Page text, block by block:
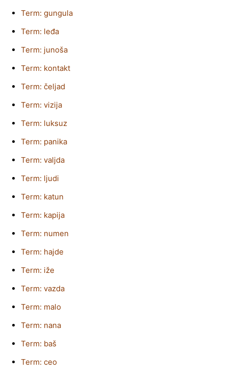
Term: gungula
Term: leđa
Term: junoša
Term: kontakt
Term: čeljad
Term: vizija
Term: luksuz
Term: panika
Term: valjda
Term: ljudi
Term: katun
Term: kapija
Term: numen
Term: hajde
Term: iže
Term: vazda
Term: malo
Term: nana
Term: baš
Term: ceo